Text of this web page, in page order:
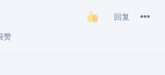
回复
赞